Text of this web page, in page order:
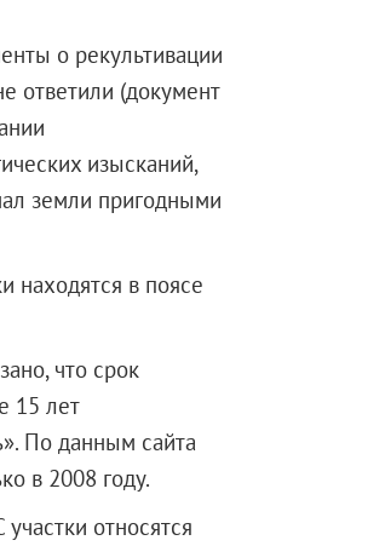
о рекультивации
ответили (документ
изысканий,
земли пригодными
находятся в поясе
что срок
15 лет
По данным сайта
в 2008 году.
относятся